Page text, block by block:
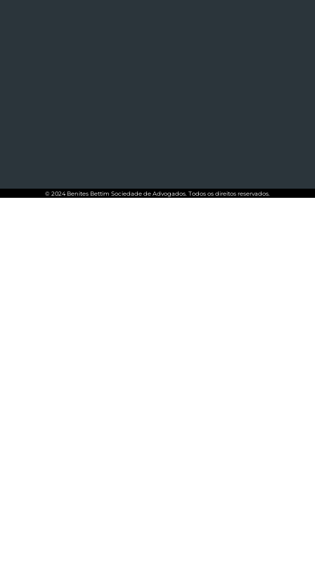
© 2024 Benites Bettim Sociedade de Advogados. Todos os direitos reservados.